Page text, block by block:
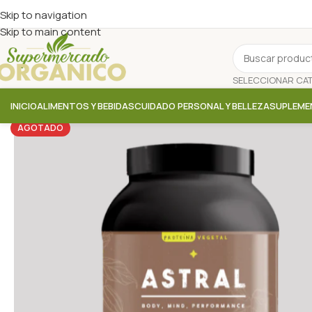
Skip to navigation
Skip to main content
INICIOALIMENTOS Y BEBIDASCUIDADO PERSONAL Y BELLEZA
AGOTADO